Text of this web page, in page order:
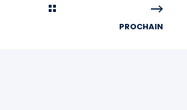
PROCHAIN